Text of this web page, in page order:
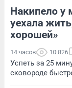
Накипело у
уехала
хорошей»
14 часов 10 826
Успеть за 25
сковороде